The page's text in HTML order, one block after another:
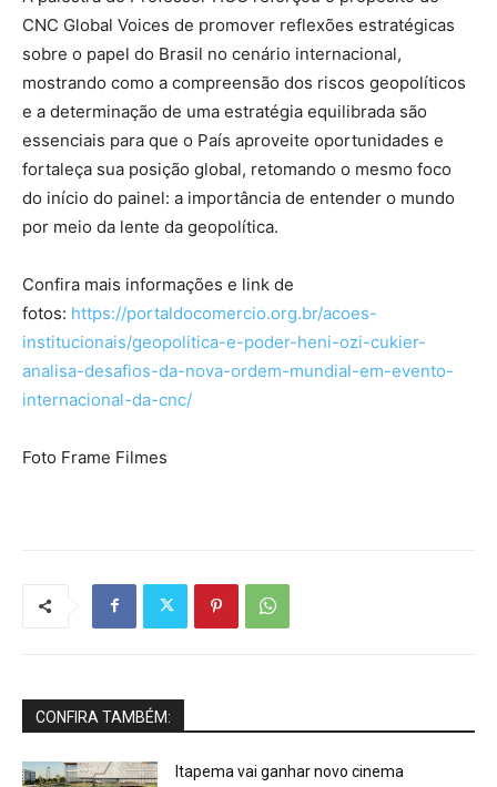
CNC Global Voices de promover reflexões estratégicas
sobre o papel do Brasil no cenário internacional,
mostrando como a compreensão dos riscos geopolíticos
e a determinação de uma estratégia equilibrada são
essenciais para que o País aproveite oportunidades e
fortaleça sua posição global, retomando o mesmo foco
do início do painel: a importância de entender o mundo
por meio da lente da geopolítica.
Confira mais informações e link de
fotos: https://portaldocomercio.org.br/acoes-
institucionais/geopolitica-e-poder-heni-ozi-cukier-
analisa-desafios-da-nova-ordem-mundial-em-evento-
internacional-da-cnc/
Foto Frame Filmes
CONFIRA TAMBÉM:
Itapema vai ganhar novo cinema